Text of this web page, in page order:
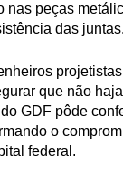
nas peças
das juntas.
que não
GDF pôde
o
federal.